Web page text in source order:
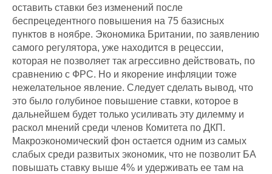
оставить ставки без изменений после
беспрецедентного повышения на 75 базисных
пунктов в ноябре. Экономика Британии, по заявлению
самого регулятора, уже находится в рецессии,
которая не позволяет так агрессивно действовать, по
сравнению с ФРС. Но и якорение инфляции тоже
нежелательное явление. Следует сделать вывод, что
это было голубиное повышение ставки, которое в
дальнейшем будет только усиливать эту дилемму и
раскол мнений среди членов Комитета по ДКП.
Макроэкономический фон остается одним из самых
слабых среди развитых экономик, что не позволит БА
повышать ставку выше 4% и удерживать ее там на